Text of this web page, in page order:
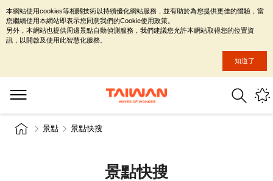
景點 景點快搜
景點快搜
本網站使用cookies等相關技術以持續優化網站服務，並有助於為您提供更佳的體驗，當
您繼續使用本網站即表示您同意我們的Cookie使用政策。
另外，本網站也提供周邊景點自動偵測服務，我們建議您允許本網站取得您的位置資
訊，以開啟及使用此智慧化服務。
知道了